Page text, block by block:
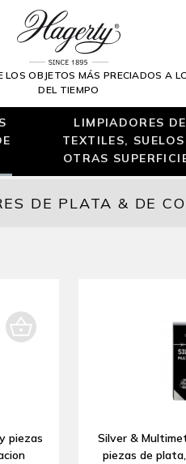
LOS OBJETOS MÁS PRECIADOS A
DEL TIEMPO
LIMPIADORES DE
TEXTILES,
OTRAS
DE PLATA & DE
piezas
Silver &
piezas de